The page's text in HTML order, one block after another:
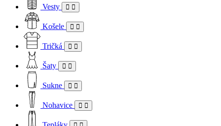
Vesty
Košele
Tričká
Šaty
Sukne
Nohavice